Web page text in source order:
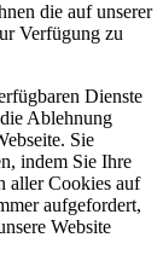
die auf unserer
Verfügung zu
Dienste
Ablehnung
Sie
indem Sie Ihre
aller Cookies auf
aufgefordert,
Website